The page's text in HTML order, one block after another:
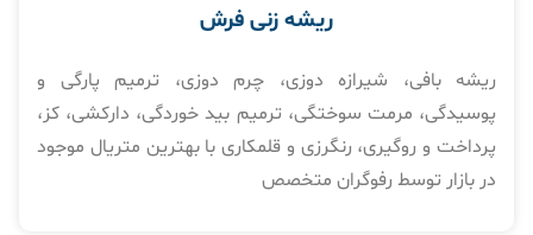
ریشه زنی فرش
ریشه بافی، شیرازه دوزی، چرم دوزی، ترمیم پارگی و
پوسیدگی، مرمت سوختگی، ترمیم بید خوردگی، دارکشی، کز،
پرداخت و روگیری، رنگرزی و قلمکاری با بهترین متریال موجود
در بازار توسط رفوگران متخصص